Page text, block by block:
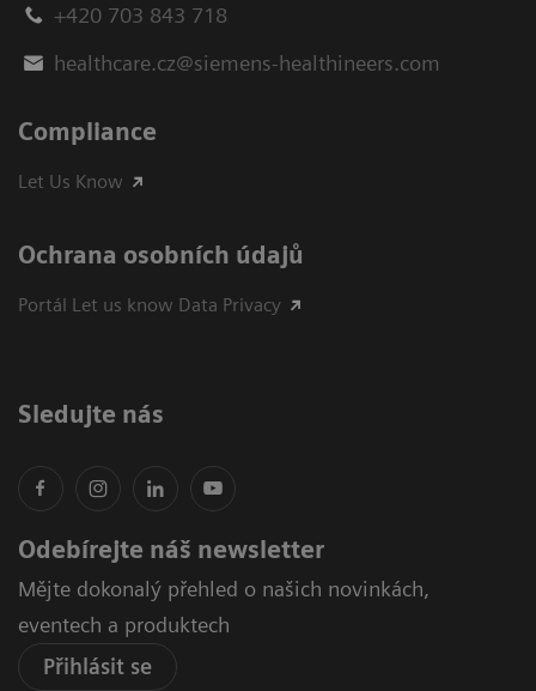
+420 703 843 718
healthcare.cz@siemens-healthineers.com
Compliance
Let Us Know
Ochrana osobních údajů
Portál Let us know Data Privacy
Sledujte nás
Odebírejte náš newsletter
Mějte dokonalý přehled o našich novinkách,
eventech a produktech
Přihlásit se